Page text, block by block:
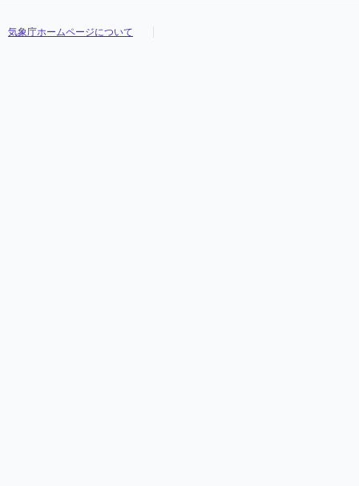
気象庁ホームページについて